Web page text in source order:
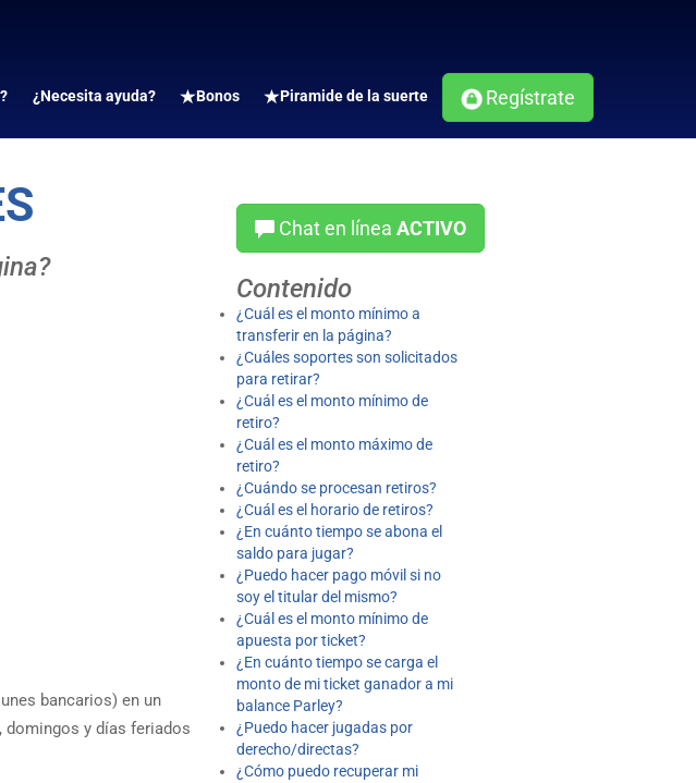
¿Necesita ayuda? Bonos Piramide de la suerte Regístrate
bancarios) en un
domingos y días feriados
Chat en línea ACTIVO
Contenido
¿Cuál es el monto mínimo a
transferir en la página?
¿Cuáles soportes son solicitados
para retirar?
¿Cuál es el monto mínimo de
retiro?
¿Cuál es el monto máximo de
retiro?
¿Cuándo se procesan retiros?
¿Cuál es el horario de retiros?
¿En cuánto tiempo se abona el
saldo para jugar?
¿Puedo hacer pago móvil si no
soy el titular del mismo?
¿Cuál es el monto mínimo de
apuesta por ticket?
¿En cuánto tiempo se carga el
monto de mi ticket ganador a mi
balance Parley?
¿Puedo hacer jugadas por
derecho/directas?
¿Cómo puedo recuperar mi